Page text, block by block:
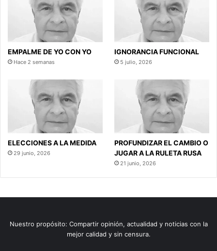
EMPALME DE YO CON YO
Hace 2 semanas
IGNORANCIA FUNCIONAL
5 julio, 2026
ELECCIONES A LA MEDIDA
29 junio, 2026
PROFUNDIZAR EL CAMBIO O
JUGAR A LA RULETA RUSA
21 junio, 2026
Nuestro propósito: Compartir opinión, actualidad y noticias con la
mejor calidad y sin censura.